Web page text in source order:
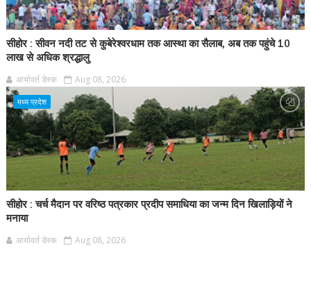
सीहोर : सीवन नदी तट से कुबेरेश्वरधाम तक आस्था का सैलाब, अब तक पहुंचे 10
लाख से अधिक श्रद्धालु
आर्यावर्त डेस्क Aug 08, 2026
मध्य प्रदेश
सीहोर : चर्च मैदान पर वरिष्ठ पत्रकार प्रदीप समाधिया का जन्म दिन खिलाड़ियों ने
मनाया
आर्यावर्त डेस्क Aug 08, 2026